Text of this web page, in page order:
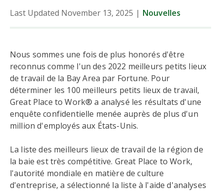
Last Updated November 13, 2025 | Nouvelles
Nous sommes une fois de plus honorés d'être
reconnus comme l'un des 2022 meilleurs petits lieux
de travail de la Bay Area par Fortune. Pour
déterminer les 100 meilleurs petits lieux de travail,
Great Place to Work® a analysé les résultats d'une
enquête confidentielle menée auprès de plus d'un
million d'employés aux États-Unis.
La liste des meilleurs lieux de travail de la région de
la baie est très compétitive. Great Place to Work,
l'autorité mondiale en matière de culture
d'entreprise, a sélectionné la liste à l'aide d'analyses